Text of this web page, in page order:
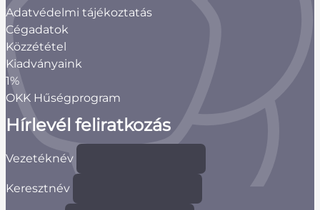
Adatvédelmi tájékoztatás
Cégadatok
Közzététel
Kiadványaink
1%
OKK Hűségprogram
Hírlevél feliratkozás
Vezetéknév
Keresztnév